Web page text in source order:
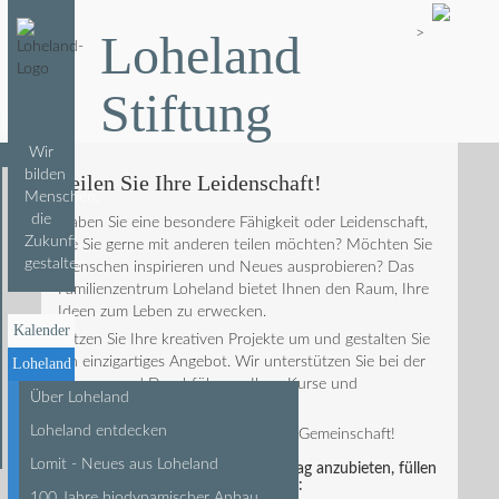
Wir
bilden
Menschen,
die
Zukunft
gestalten
Kalender
Loheland
Über Loheland
Loheland entdecken
Lomit - Neues aus Loheland
Loheland
Stiftung
>
Teilen Sie Ihre Leidenschaft!
Haben Sie eine besondere Fähigkeit oder Leidenschaft,
die Sie gerne mit anderen teilen möchten? Möchten Sie
Menschen inspirieren und Neues ausprobieren? Das
Familienzentrum Loheland bietet Ihnen den Raum, Ihre
Ideen zum Leben zu erwecken.
Setzen Sie Ihre kreativen Projekte um und gestalten Sie
ein einzigartiges Angebot. Wir unterstützen Sie bei der
Planung und Durchführung Ihrer Kurse und
Workshops.
Werden Sie Teil unserer lebendigen Gemeinschaft!
Um einen Kurs / Workshop / Vortrag anzubieten, füllen
Sie bitte das folgende Formular aus: